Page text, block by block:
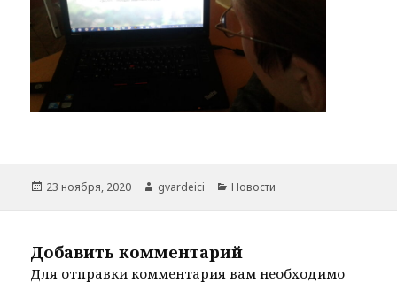
Опубликовано
23 ноября, 2020 Автор
gvardeici Рубрики
Новости
Добавить комментарий
Для отправки комментария вам необходимо